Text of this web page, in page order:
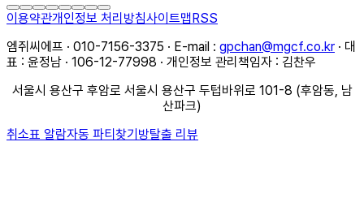
이용약관개인정보 처리방침사이트맵RSS
엠쥐씨에프 · 010-7156-3375 · E-mail : gpchan@mgcf.co.kr · 대
표 : 윤정남 · 106-12-77998 · 개인정보 관리책임자 : 김찬우
서울시 용산구 후암로 서울시 용산구 두텁바위로 101-8 (후암동, 남
산파크)
취소표 알람자동 파티찾기방탈출 리뷰